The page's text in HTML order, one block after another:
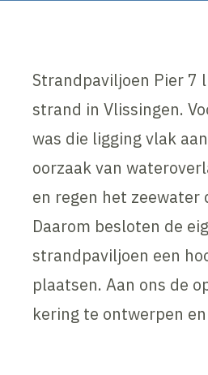
Strandpaviljoen Pier 7
strand in Vlissingen.
was die ligging vlak
oorzaak van
en regen het zeewater
Daarom besloten de
strandpaviljoen een
plaatsen. Aan ons de
kering te ontwerpen